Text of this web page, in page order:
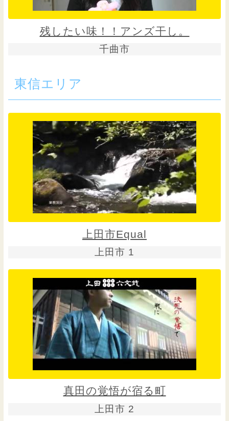
残したい味！！アンズ干し。
千曲市
東信エリア
上田市Equal
上田市 1
真田の覚悟が宿る町
上田市 2